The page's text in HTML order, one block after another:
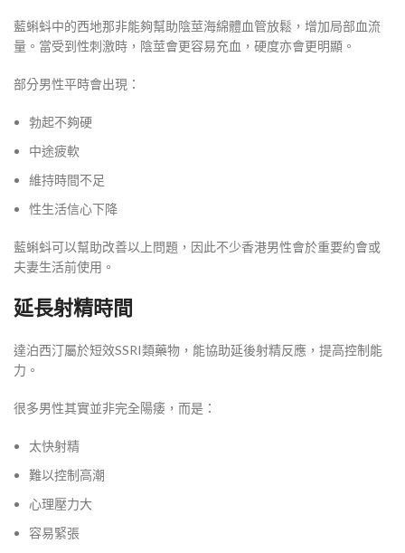
藍蝌蚪中的西地那非能夠幫助陰莖海綿體血管放鬆，增加局部血流
量。當受到性刺激時，陰莖會更容易充血，硬度亦會更明顯。
部分男性平時會出現：
勃起不夠硬
中途疲軟
維持時間不足
性生活信心下降
藍蝌蚪可以幫助改善以上問題，因此不少香港男性會於重要約會或
夫妻生活前使用。
延長射精時間
達泊西汀屬於短效SSRI類藥物，能協助延後射精反應，提高控制能
力。
很多男性其實並非完全陽痿，而是：
太快射精
難以控制高潮
心理壓力大
容易緊張